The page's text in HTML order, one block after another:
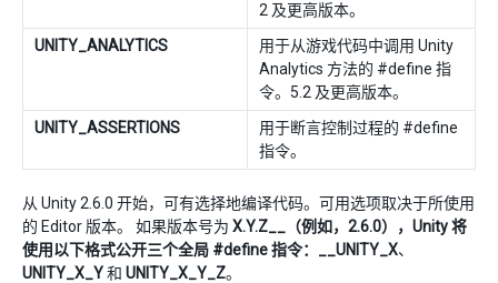
2 及更高版本。
UNITY_ANALYTICS
用于从游戏代码中调用 Unity
Analytics 方法的 #define 指
令。5.2 及更高版本。
UNITY_ASSERTIONS
用于断言控制过程的 #define
指令。
从 Unity 2.6.0 开始，可有选择地编译代码。可用选项取决于所使用
的 Editor 版本。 如果版本号为 X.Y.Z__（例如，2.6.0），Unity 将
使用以下格式公开三个全局 #define 指令：__UNITY_X、
UNITY_X_Y和 UNITY_X_Y_Z。